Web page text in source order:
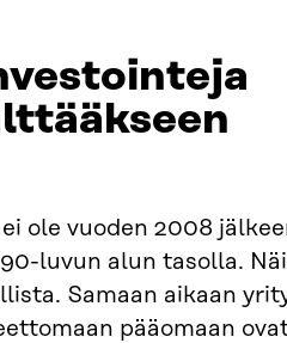
ole vuoden 2008
luvun alun tasolla.
Samaan aikaan
pääomaan